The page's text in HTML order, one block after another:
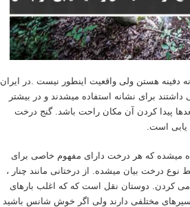
دفینه هستن ولی واقعیت اینطور نیست .در ایران
برای نشانه استفاده میشدند و در بیشتر
پیدا کردن آن مکان راحت باشد. گنج درخت
یابی است.
میشده که هر درخت دارای مفهوم خاصی برای
درخت بیان میشده. از درختانی مانند چنار ،
می کردن. دوستان نقل است که که اغلب بارهای
مختلفی دارند ولی اگر خوش شانس باشید